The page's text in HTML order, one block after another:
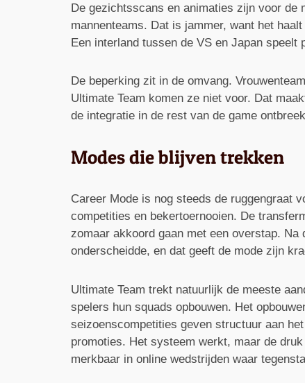
De gezichtsscans en animaties zijn voor de
mannenteams. Dat is jammer, want het
Een interland tussen de VS en Japan
De beperking zit in de omvang.
Ultimate Team komen ze niet voor. Dat
de integratie in de rest van de game
Modes die blijven trekken
Career Mode is nog steeds de ruggengraat
competities en bekertoernooien. De
zomaar akkoord gaan met een overstap.
onderscheidde, en dat geeft de mode zijn
Ultimate Team trekt natuurlijk de meeste
spelers hun squads opbouwen. Het
seizoenscompetities geven structuur aan
promoties. Het systeem werkt, maar de
merkbaar in online wedstrijden waar